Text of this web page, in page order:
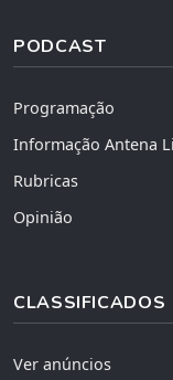
PODCAST
Programação
Informação Antena
Rubricas
Opinião
CLASSIFICADOS
Ver anúncios